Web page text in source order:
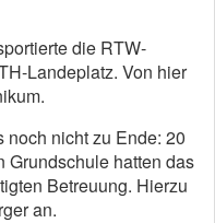
die RTW-
Landeplatz. Von hier
noch nicht zu Ende: 20
Grundschule hatten das
Betreuung. Hierzu
an.